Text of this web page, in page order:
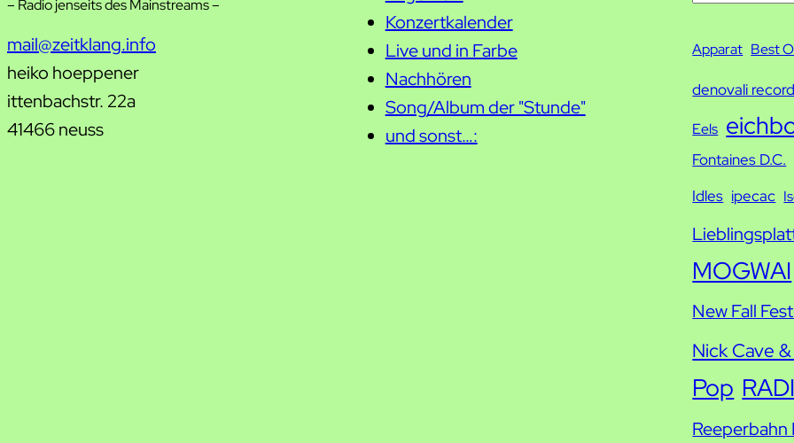
– Radio jenseits des Mainstreams –
mail@zeitklang.info
heiko hoeppener
ittenbachstr. 22a
41466 neuss
Konzertkalender
Live und in Farbe
Nachhören
Song/Album der "Stunde"
und sonst…:
c
Apparat Best
denovali
Eels
Fontaines D.C.
Idles ipecac
MOGWAI
New Fall
Nick Cave
Pop
Reeperbahn